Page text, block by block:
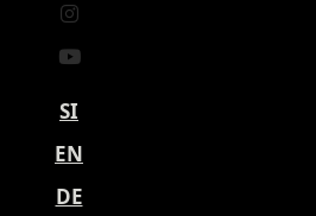
SI
EN
DE